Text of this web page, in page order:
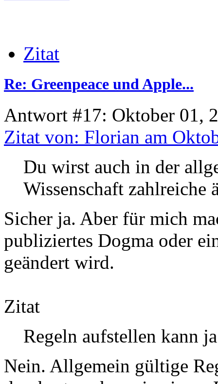
Zitat
Re: Greenpeace und Apple...
Antwort #17: Oktober 01,
Zitat von: Florian am
Du wirst auch in der
Wissenschaft
Sicher ja. Aber für mich
publiziertes Dogma oder
geändert wird.
Zitat
Regeln aufstellen kann
Nein. Allgemein gültige